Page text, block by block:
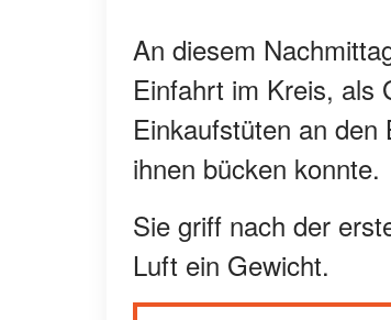
An diesem
Einfahrt im Kreis, als
Einkaufstüten an
ihnen bücken konnte.
Sie griff nach der
Luft ein Gewicht.